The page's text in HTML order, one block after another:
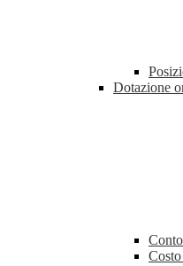
Dotazione